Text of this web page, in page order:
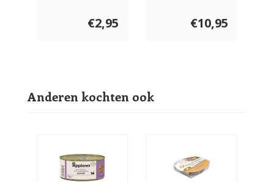
€2,95 €10,95
Anderen kochten ook